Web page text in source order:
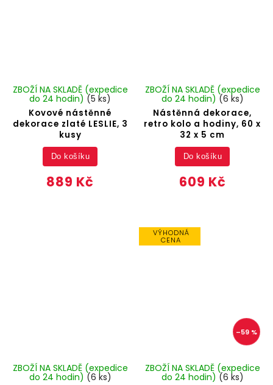
Kovové nástěnné
dekorace zlaté LESLIE, 3
kusy
ZBOŽÍ NA SKLADĚ (expedice
do 24 hodin) (5 ks)
889 Kč
Do košíku
Nástěnná dekorace,
retro kolo a hodiny, 60 x
32 x 5 cm
ZBOŽÍ NA SKLADĚ (expedice
do 24 hodin) (6 ks)
609 Kč
Do košíku
ZBOŽÍ NA SKLADĚ (expedice
do 24 hodin) (6 ks)
VÝHODNÁ
CENA
–59 %
ZBOŽÍ NA SKLADĚ (expedice
do 24 hodin) (6 ks)